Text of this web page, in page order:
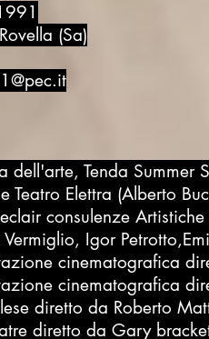
(Sa)
Tenda Summer
Elettra (Alberto
consulenze
Igor
cinematografica
cinematografica
diretto da Roberto
diretto da Gary